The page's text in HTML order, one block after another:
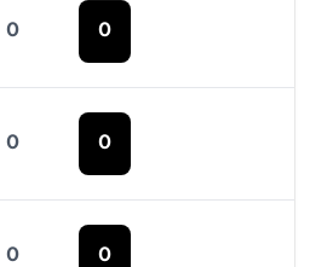
0 0
0 0
0 0